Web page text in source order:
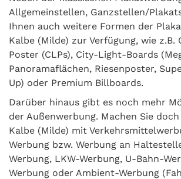
Allgemeinstellen, Ganzstellen/
Ihnen auch weitere Formen der
Kalbe (Milde) zur Verfügung, wie
Poster (CLPs), City-Light-Boards
Panoramaflächen, Riesenposter,
Up) oder Premium Billboards.
Darüber hinaus gibt es noch mehr
der Außenwerbung. Machen Sie
Kalbe (Milde) mit
Werbung bzw. Werbung an
Werbung, LKW-Werbung, U-Bahn-
Werbung oder Ambient-Werbung